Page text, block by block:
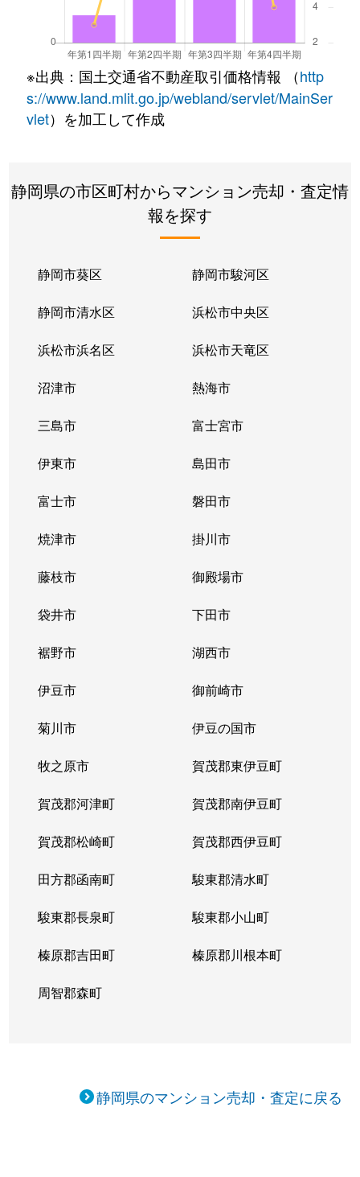
※出典：国土交通省不動産取引価格情報 （http
s://www.land.mlit.go.jp/webland/servlet/MainSer
vlet）を加工して作成
静岡県の市区町村からマンション売却・査定情
報を探す
静岡市葵区 静岡市駿河区
静岡市清水区 浜松市中央区
浜松市浜名区 浜松市天竜区
沼津市 熱海市
三島市 富士宮市
伊東市 島田市
富士市 磐田市
焼津市 掛川市
藤枝市 御殿場市
袋井市 下田市
裾野市 湖西市
伊豆市 御前崎市
菊川市 伊豆の国市
牧之原市 賀茂郡東伊豆町
賀茂郡河津町 賀茂郡南伊豆町
賀茂郡松崎町 賀茂郡西伊豆町
田方郡函南町 駿東郡清水町
駿東郡長泉町 駿東郡小山町
榛原郡吉田町 榛原郡川根本町
周智郡森町
静岡県のマンション売却・査定に戻る